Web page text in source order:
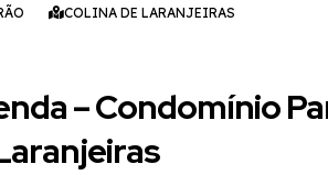
COLINA DE LARANJEIRAS
– Condomínio